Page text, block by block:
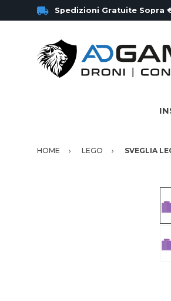
Spedizioni Gratuite Sopra
HOME LEGO SVEGLIA